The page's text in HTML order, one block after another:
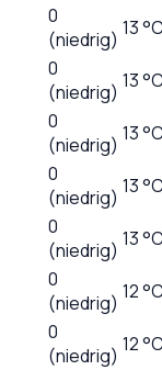
0
(niedrig) 13
0
(niedrig) 13
0
(niedrig) 13
0
(niedrig) 13
0
(niedrig) 13
0
(niedrig) 12
0
(niedrig) 12